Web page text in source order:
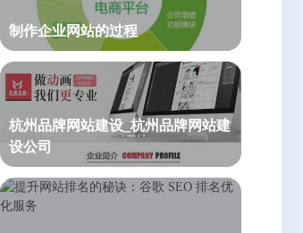
制作企业网站的过程
杭州品牌网站建设_杭州品牌网站建
设公司